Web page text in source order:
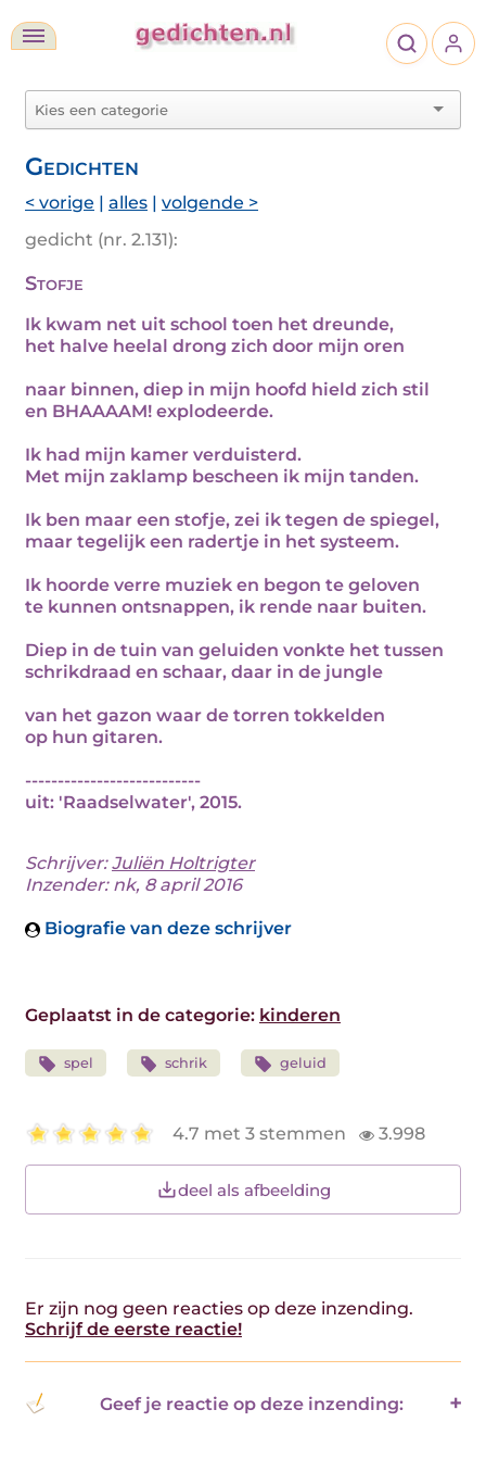
Gedichten
< vorige | alles | volgende >
gedicht (nr. 2.131):
Stofje
Ik kwam net uit school toen het dreunde,
het halve heelal drong zich door mijn oren
naar binnen, diep in mijn hoofd hield zich stil
en BHAAAAM! explodeerde.
Ik had mijn kamer verduisterd.
Met mijn zaklamp bescheen ik mijn tanden.
Ik ben maar een stofje, zei ik tegen de spiegel,
maar tegelijk een radertje in het systeem.
Ik hoorde verre muziek en begon te geloven
te kunnen ontsnappen, ik rende naar buiten.
Diep in de tuin van geluiden vonkte het tussen
schrikdraad en schaar, daar in de jungle
van het gazon waar de torren tokkelden
op hun gitaren.
---------------------------
uit: 'Raadselwater', 2015.
Schrijver:Juliën Holtrigter
Inzender: nk, 8 april 2016
Biografie van deze schrijver
Geplaatst in de categorie: kinderen
spel schrik geluid
4.7 met 3 stemmen 3.998
deel als afbeelding
Er zijn nog geen reacties op deze inzending.
Schrijf de eerste reactie!
Geef je reactie op deze inzending: